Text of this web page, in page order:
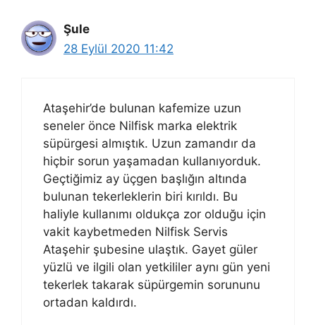
Şule
28 Eylül 2020 11:42
Ataşehir’de bulunan kafemize uzun
seneler önce Nilfisk marka elektrik
süpürgesi almıştık. Uzun zamandır da
hiçbir sorun yaşamadan kullanıyorduk.
Geçtiğimiz ay üçgen başlığın altında
bulunan tekerleklerin biri kırıldı. Bu
haliyle kullanımı oldukça zor olduğu için
vakit kaybetmeden Nilfisk Servis
Ataşehir şubesine ulaştık. Gayet güler
yüzlü ve ilgili olan yetkililer aynı gün yeni
tekerlek takarak süpürgemin sorununu
ortadan kaldırdı.